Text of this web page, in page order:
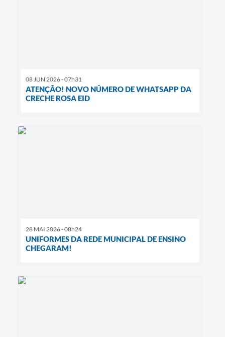
08 JUN 2026 - 07h31
ATENÇÃO! NOVO NÚMERO DE WHATSAPP DA
CRECHE ROSA EID
28 MAI 2026 - 08h24
UNIFORMES DA REDE MUNICIPAL DE ENSINO
CHEGARAM!